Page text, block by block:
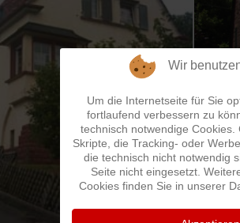
Wir
Um die Internetseite für Sie
fortlaufend verbessern zu
technisch notwendige Cookies.
Skripte, die Tracking- oder
die technisch nicht notwendig
Seite nicht eingesetzt.
Cookies finden Sie in unserer